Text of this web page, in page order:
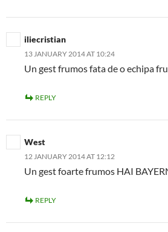
iliecristian
13 JANUARY 2014 AT 10:24
Un gest frumos fata de o echipa
REPLY
West
12 JANUARY 2014 AT 12:12
Un gest foarte frumos HAI
REPLY